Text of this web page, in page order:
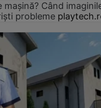
Când
probleme